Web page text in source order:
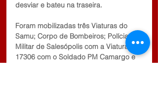
desviar e bateu na traseira.
Foram mobilizadas três Viaturas do
Samu; Corpo de Bombeiros; Polícia
Militar de Salesópolis com a Viatura M
17306 com o Soldado PM Camargo e